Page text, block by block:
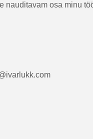
nauditavam osa minu